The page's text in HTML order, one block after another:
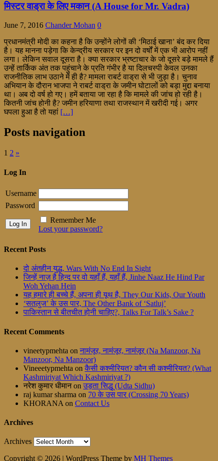
मिस्टर वाड्रा के लिए मकान (A House for Mr. Vadra)
June 7, 2016 Chander Mohan 0
प्रधानमंत्री मोदी का कहना है कि उन्होंने लोगों की ‘मिठाई खाना’ बंद कर दिया
है। यह मानना पड़ेगा कि केन्द्रीय सरकार पर इन दो वर्षों में एक भी आरोप नहीं
लगा। लेकिन सवाल दूसरा है। क्या सरकार भ्रष्टाचार के जो दूसरे बड़े मामले हैं
उन्हें तार्किक अंत तक पहुंचाने के प्रति गंभीर है या दिलचस्पी केवल उनका
राजनीतिक लाभ उठाने में ही है? मामला राबर्ट वाड्रा से भी जुड़ा है। चुनाव
अभियान के दौरान भाजपा ने राबर्ट वाड्रा के जमीन घोटालों को बड़ा मुद्दा बनाया
था। अब दो वर्ष हो गए। हमें बताया जा रहा है कि मामले की जांच हो रही है।
कितनी जांच होनी है? जमीन हरियाणा तथा राजस्थान में खरीदी गई। अगर
घपला हुआ है तो यहां […]
Posts navigation
1 2 »
Log In
Username
Password
Remember Me
Lost your password?
Recent Posts
दो अंतहीन युद्ध, Wars With No End In Sight
जिन्हें नाज़ है हिन्द पर वो यहाँ हैं, यहाँ हैं, Jinhe Naaz He Hind Par
Woh Yehan Hein
यह हमारे ही बच्चे हैं, अपना ही यूथ है, They Our Kids, Our Youth
‘सतलुज’ के उस पार, The Other Bank of ‘Satluj’
पाकिस्तान से बीतचीत होनी चाहिए?, Talks For Talk’s Sake ?
Recent Comments
vineetypmehta on नामंजूर, नामंजूर, नामंजूर (Na Manzoor, Na
Manzoor, Na Manzoor)
Vineeetypmehta on कैसी कश्मीरियत? कौन सी कश्मीरियत? (What
Kashmiriyat Which Kashmiriyat ?)
नरेश कुमार धीमानon उड़ता सिद्धू (Udta Sidhu)
raj kumar sharma on 70 के उस पार (Crossing 70 Years)
KHORANA on Contact Us
Archives
Archives
Copyright © 2026 | WordPress Theme by MH Themes